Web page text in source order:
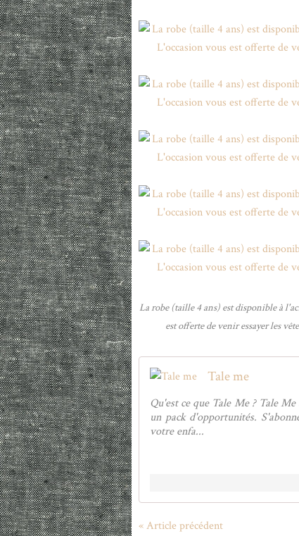
La robe (taille 4 ans) est disponible à
est offerte de venir essayer les
Tale me
Qu'est ce que Tale Me ? Tale
un pack d'opportunités.
votre enfa...
« Article précédent